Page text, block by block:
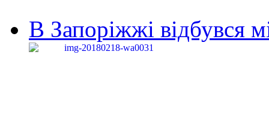
В Запоріжжі відбувся